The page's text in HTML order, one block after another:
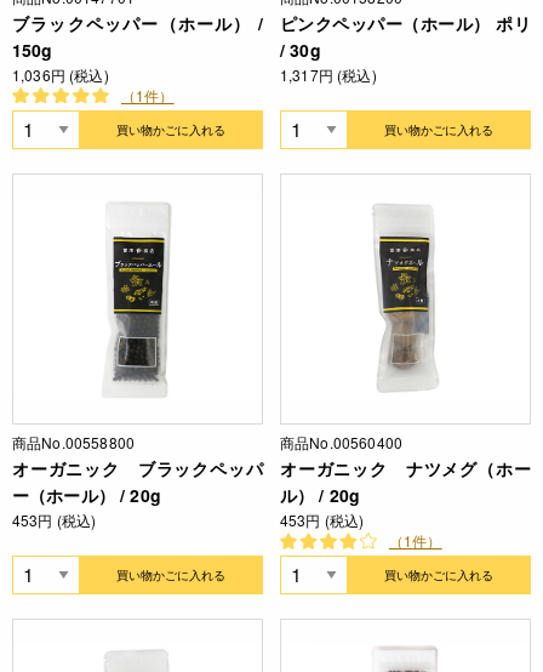
ブラックペッパー（ホール） /
150g
1,036円 (税込)
（1件）
買い物かごに入れる
ピンクペッパー（ホール） ポリ
/ 30g
1,317円 (税込)
買い物かごに入れる
商品No.00558800
オーガニック ブラックペッパ
ー（ホール） / 20g
453円 (税込)
買い物かごに入れる
商品No.00560400
オーガニック ナツメグ（ホー
ル） / 20g
453円 (税込)
（1件）
買い物かごに入れる